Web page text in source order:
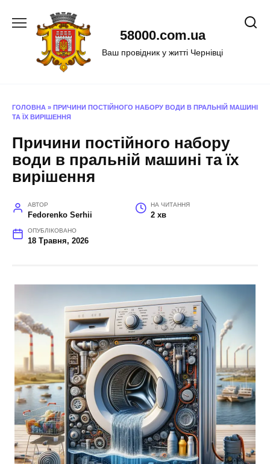
58000.com.ua
Ваш провідник у житті Чернівці
ГОЛОВНА » ПРИЧИНИ ПОСТІЙНОГО НАБОРУ ВОДИ В ПРАЛЬНІЙ МАШИНІ
ТА ЇХ ВИРІШЕННЯ
Причини постійного набору
води в пральній машині та їх
вирішення
АВТОР
Fedorenko Serhii
НА ЧИТАННЯ
2 хв
ОПУБЛІКОВАНО
18 Травня, 2026